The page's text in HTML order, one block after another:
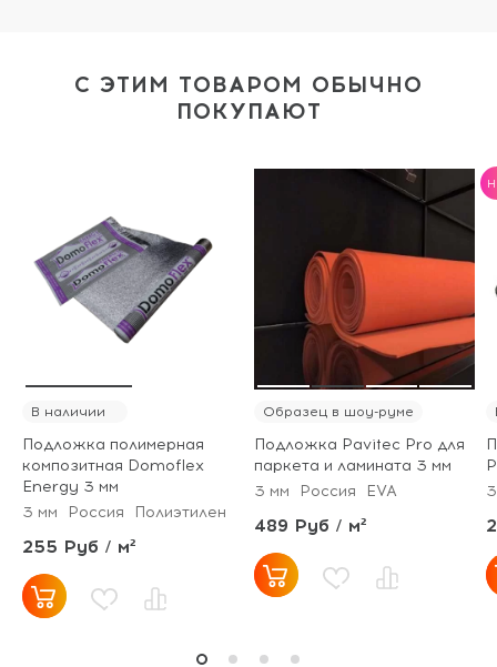
С ЭТИМ ТОВАРОМ ОБЫЧНО
ПОКУПАЮТ
В наличии
Подложка полимерная
композитная Domoflex
Energy 3 мм
3 мм
Россия Полиэтилен
255 Руб / м²
Образец в шоу-руме
Подложка Pavitec Pro для
паркета и ламината 3 мм
3 мм
Россия EVA
489 Руб / м²